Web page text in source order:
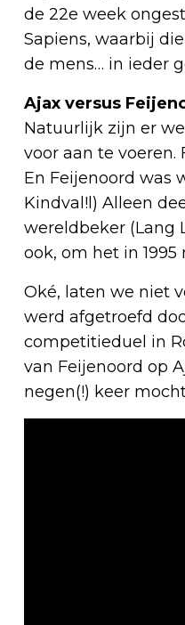
de 22e week
Sapiens, waarbij
de mens… in ieder
Ajax versus
Natuurlijk zijn er
voor aan te voeren.
En Feijenoord was
Kindval!l) Alleen
wereldbeker (Lang
ook, om het in
Oké, laten we niet
werd afgetroefd
competitieduel in
van Feijenoord op
negen(!) keer